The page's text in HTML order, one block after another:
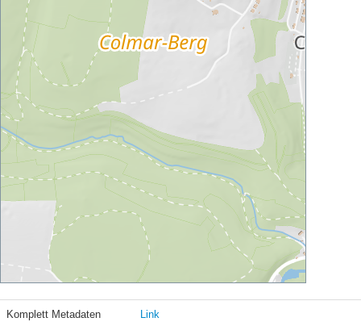
Komplett Metadaten Link